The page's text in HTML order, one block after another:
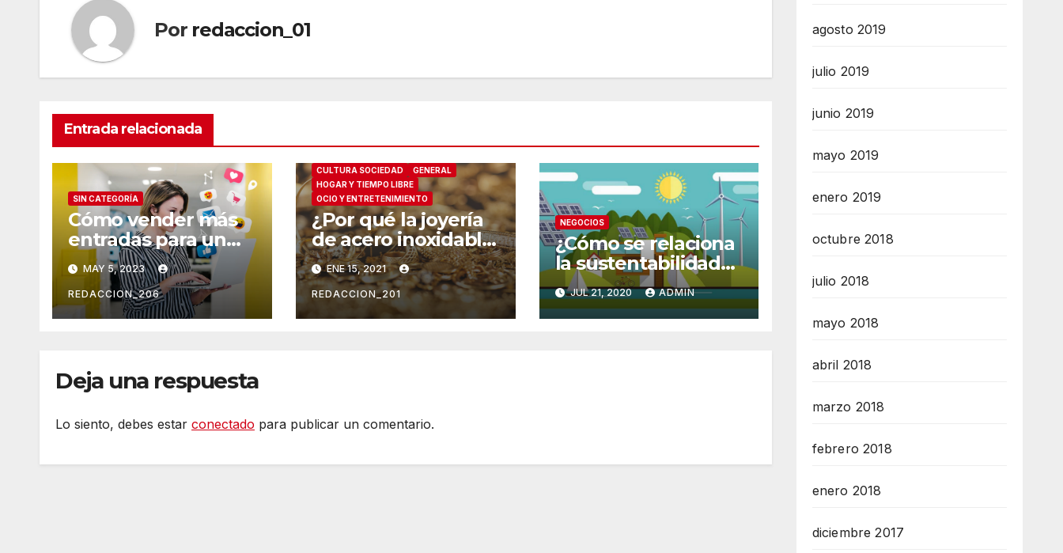
Por redaccion_01
Entrada relacionada
SIN CATEGORÍA
Cómo vender más
entradas para un
evento
MAY 5, 2023
REDACCION_206
CULTURA SOCIEDAD
GENERAL
HOGAR Y TIEMPO LIBRE
OCIO Y ENTRETENIMIENTO
¿Por qué la joyería
de acero inoxidable
se ha vuelto tan
popular?
ENE 15, 2021
REDACCION_201
NEGOCIOS
¿Cómo se relaciona
la sustentabilidad
con la energía
limpia y
sustentable?
JUL 21, 2020 ADMIN
Deja una respuesta
Lo siento, debes estar conectado para publicar un comentario.
agosto 2019
julio 2019
junio 2019
mayo 2019
enero 2019
octubre 2018
julio 2018
mayo 2018
abril 2018
marzo 2018
febrero 2018
enero 2018
diciembre 2017